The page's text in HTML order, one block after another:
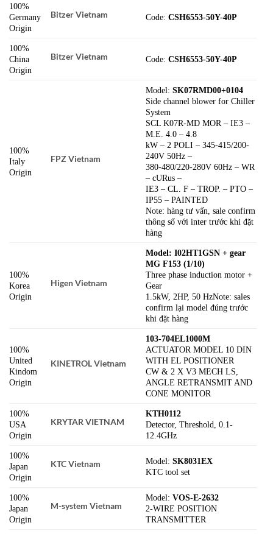
100%
Germany
Origin
Bitzer Vietnam Code:CSH6553-50Y-40P
100%
China
Origin
Bitzer Vietnam Code:CSH6553-50Y-40P
100%
Italy
Origin
FPZ Vietnam
Model:SK07RMD00+0104
Side channel blower for Chiller
System
SCL K07R-MD MOR – IE3 –
M.E. 4.0 – 4.8
kW – 2 POLI – 345-415/200-
240V 50Hz –
380-480/220-280V 60Hz – WR
– cURus –
IE3 – CL. F – TROP. – PTO –
IP55 – PAINTED
Note: hàng tư vấn, sale confirm
thông số với inter trước khi đặt
hàng
100%
Korea
Origin
Higen Vietnam
Model: I02HT1GSN + gear
MG F153 (1/10)
Three phase induction motor +
Gear
1.5kW, 2HP, 50 HzNote: sales
confirm lại model đúng trước
khi đặt hàng
100%
United
Kindom
Origin
KINETROL Vietnam
103-704EL1000M
ACTUATOR MODEL 10 DIN
WITH EL POSITIONER
CW & 2 X V3 MECH LS,
ANGLE RETRANSMIT AND
CONE MONITOR
100%
USA
Origin
KRYTAR VIETNAM
KTH0112
Detector, Threshold, 0.1-
12.4GHz
100%
Japan
Origin
KTC Vietnam Model:SK8031EX
KTC tool set
100%
Japan
Origin
M-system Vietnam
Model:VOS-E-2632
2-WIRE POSITION
TRANSMITTER